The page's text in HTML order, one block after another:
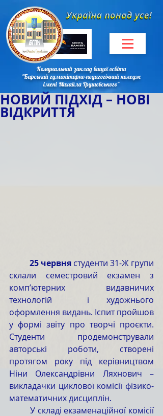
Комунальний заклад вищої освіти
"Барський гуманітарно-педагогічний коледж
імені Михайла Грушевського"
НОВИЙ ПІДХІД – НОВІ
ВІДКРИТТЯ
	25 червня
студенти 31-Ж групи
склали семестровий екзамен з
комп’ютерних видавничих
технологій  і художнього
оформлення видань. Іспит пройшов
у формі звіту про творчі проєкти.
Студенти продемонстрували
авторські роботи, створені
протягом року під керівництвом
Ніни Олександрівни Ляхнович –
викладачки циклової комісії фізико-
математичних дисциплін.